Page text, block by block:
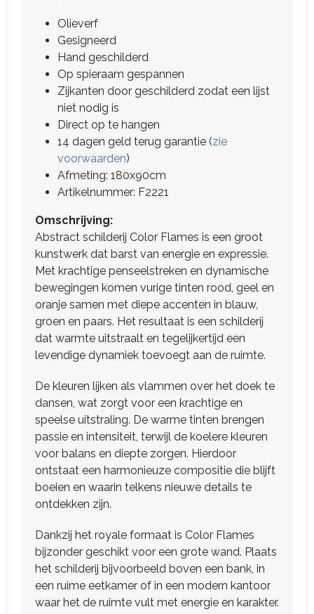
Olieverf
Gesigneerd
Hand geschilderd
Op spieraam gespannen
Zijkanten door geschilderd zodat een lijst
niet nodig is
Direct op te hangen
14 dagen geld terug garantie (zie
voorwaarden)
Afmeting: 180x90cm
Artikelnummer: F2221
Omschrijving:
Abstract schilderij Color Flames is een groot
kunstwerk dat barst van energie en expressie.
Met krachtige penseelstreken en dynamische
bewegingen komen vurige tinten rood, geel en
oranje samen met diepe accenten in blauw,
groen en paars. Het resultaat is een schilderij
dat warmte uitstraalt en tegelijkertijd een
levendige dynamiek toevoegt aan de ruimte.
De kleuren lijken als vlammen over het doek te
dansen, wat zorgt voor een krachtige en
speelse uitstraling. De warme tinten brengen
passie en intensiteit, terwijl de koelere kleuren
voor balans en diepte zorgen. Hierdoor
ontstaat een harmonieuze compositie die blijft
boeien en waarin telkens nieuwe details te
ontdekken zijn.
Dankzij het royale formaat is Color Flames
bijzonder geschikt voor een grote wand. Plaats
het schilderij bijvoorbeeld boven een bank, in
een ruime eetkamer of in een modern kantoor
waar het de ruimte vult met energie en karakter.